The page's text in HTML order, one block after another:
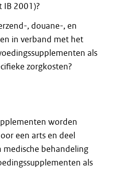
IB 2001)?
, douane-, en
in verband met het
als
zorgkosten?
worden
een arts en deel
medische behandeling
als